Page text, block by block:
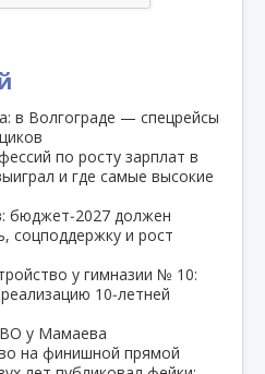
в Волгограде — спецрейсы
по росту зарплат в
и где самые высокие
бюджет‑2027 должен
соцподдержку и рост
у гимназии № 10:
10‑летней
у Мамаева
на финишной прямой